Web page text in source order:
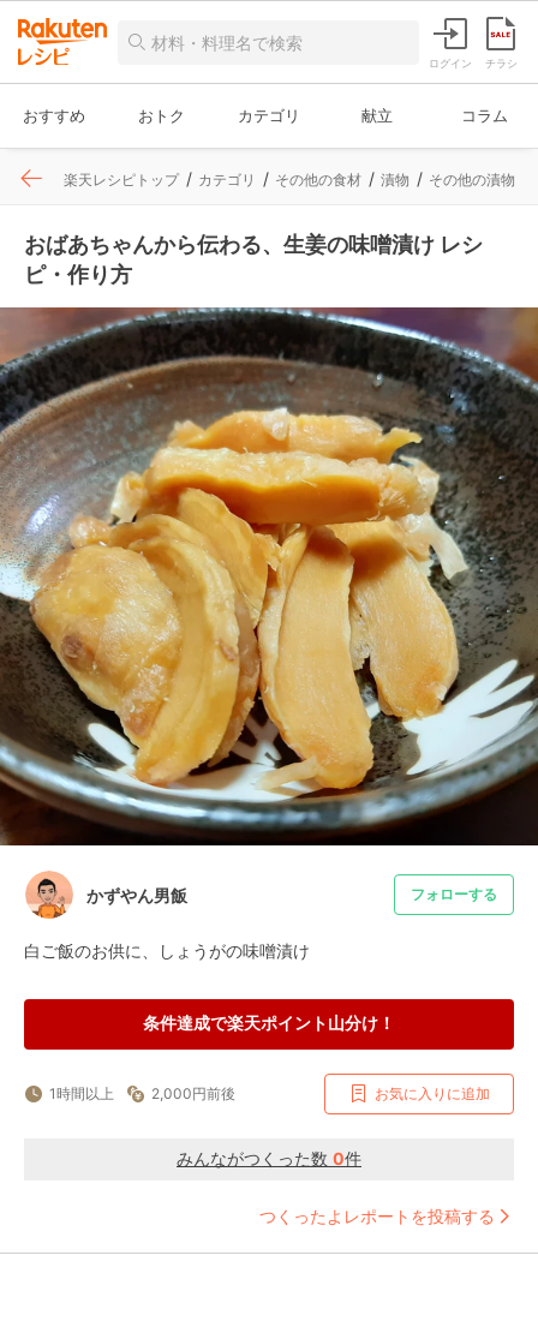
ログイン チラシ
おすすめ おトク カテゴリ 献立 コラム
楽天レシピトップ カテゴリ その他の食材 漬物 その他の漬物
おばあちゃんから伝わる、生姜の味噌漬け レシ
ピ・作り方
かずやん男飯 フォローする
白ご飯のお供に、しょうがの味噌漬け
条件達成で楽天ポイント山分け！
1時間以上 2,000円前後 お気に入りに追加
みんながつくった数 0件
つくったよレポートを投稿する